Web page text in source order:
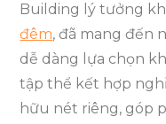
Building lý tưởng
đêm, đã mang đến
dễ dàng lựa chọn
tập thể kết hợp
hữu nét riêng, góp